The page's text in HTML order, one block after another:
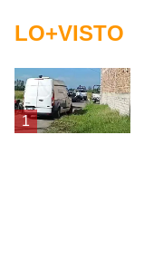
LO+VISTO
1